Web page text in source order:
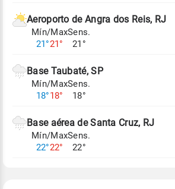
Aeroporto de Angra dos Reis, RJ
Mín/Max
21°21°
Sens.
21°
Base Taubaté, SP
Mín/Max
18°18°
Sens.
18°
Base aérea de Santa Cruz, RJ
Mín/Max
22°22°
Sens.
22°